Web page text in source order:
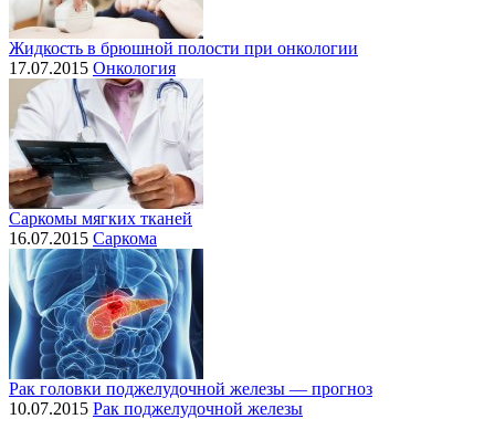
Жидкость в брюшной полости при онкологии
17.07.2015 Онкология
Саркомы мягких тканей
16.07.2015 Саркома
Рак головки поджелудочной железы — прогноз
10.07.2015 Рак поджелудочной железы